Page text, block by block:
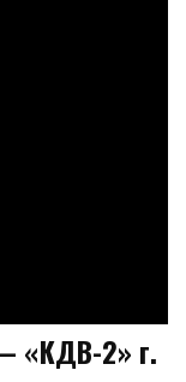
«КДВ-2» г.